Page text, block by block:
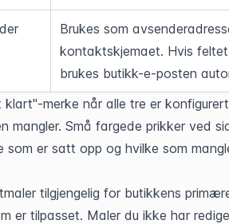
Brukes som
kontaktskjemaet. Hvis
brukes butikk-e-posten
merke når alle tre er
mangler. Små fargede prikker ved
som er satt opp og hvilke som
tilgjengelig for butikkens
er tilpasset. Maler du ikke har